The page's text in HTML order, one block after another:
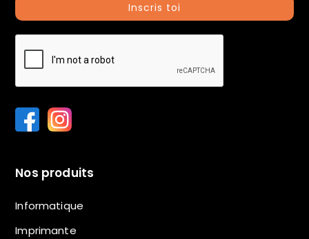
Inscris toi
Nos produits
Informatique
Imprimante